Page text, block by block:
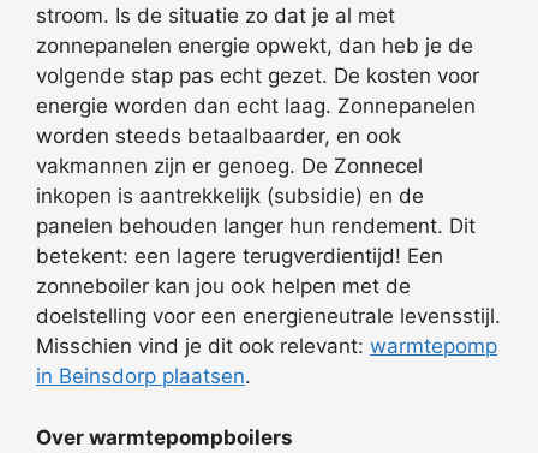
stroom. Is de situatie zo dat je al met
zonnepanelen energie opwekt, dan heb je de
volgende stap pas echt gezet. De kosten voor
energie worden dan echt laag. Zonnepanelen
worden steeds betaalbaarder, en ook
vakmannen zijn er genoeg. De Zonnecel
inkopen is aantrekkelijk (subsidie) en de
panelen behouden langer hun rendement. Dit
betekent: een lagere terugverdientijd! Een
zonneboiler kan jou ook helpen met de
doelstelling voor een energieneutrale levensstijl.
Misschien vind je dit ook relevant: warmtepomp
in Beinsdorp plaatsen.
Over warmtepompboilers